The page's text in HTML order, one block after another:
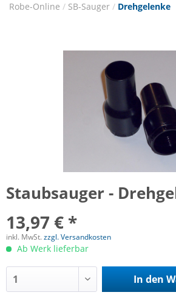
Robe-Online / SB-Sauger / Drehgelenke
Staubsauger -
13,97 € *
inkl. MwSt. zzgl. Versandkosten
Ab Werk lieferbar
In den